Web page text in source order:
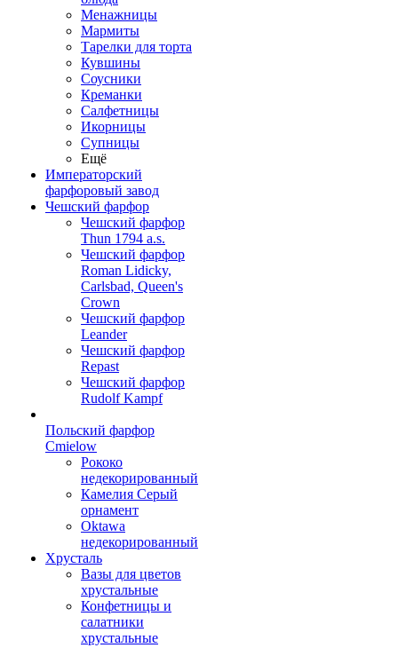
Менажницы
Мармиты
Тарелки для торта
Кувшины
Соусники
Креманки
Салфетницы
Икорницы
Супницы
Ещё
Императорский
фарфоровый завод
Чешский фарфор
Чешский фарфор
Thun 1794 a.s.
Чешский фарфор
Roman Lidicky,
Carlsbad, Queen's
Crown
Чешский фарфор
Leander
Чешский фарфор
Repast
Чешский фарфор
Rudolf Kampf
Польский фарфор
Сmielow
Рококо
недекорированный
Камелия Серый
орнамент
Oktawa
недекорированный
Хрусталь
Вазы для цветов
хрустальные
Конфетницы и
салатники
хрустальные